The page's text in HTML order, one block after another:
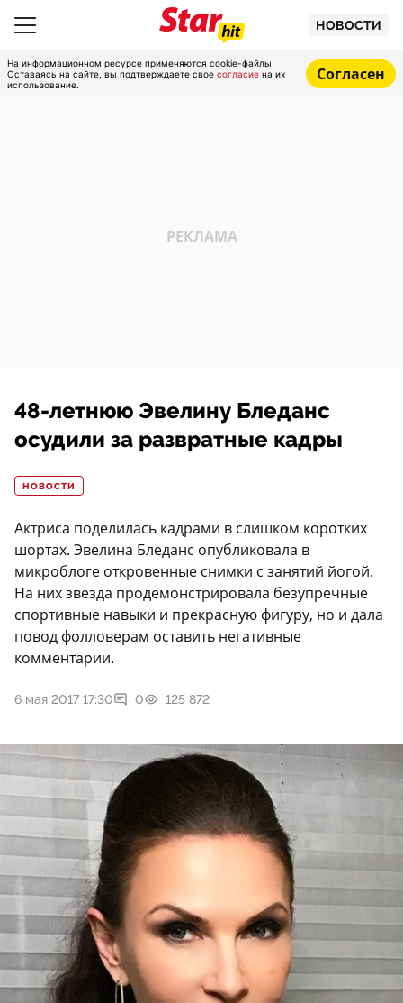
НОВОСТИ
На информационном ресурсе применяются cookie-файлы.
Оставаясь на сайте, вы подтверждаете свое согласие на их
использование.
Согласен
48-летнюю Эвелину Бледанс
осудили за развратные кадры
НОВОСТИ
Актриса поделилась кадрами в слишком коротких
шортах. Эвелина Бледанс опубликовала в
микроблоге откровенные снимки с занятий йогой.
На них звезда продемонстрировала безупречные
спортивные навыки и прекрасную фигуру, но и дала
повод фолловерам оставить негативные
комментарии.
6 мая 2017 17:30 0 125 872